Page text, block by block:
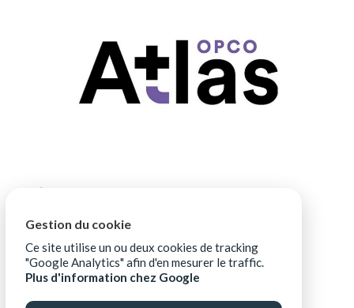
Gestion du cookie
Ce site utilise un ou deux cookies de tracking
"Google Analytics" afin d'en mesurer le traffic.
Plus d'information chez Google